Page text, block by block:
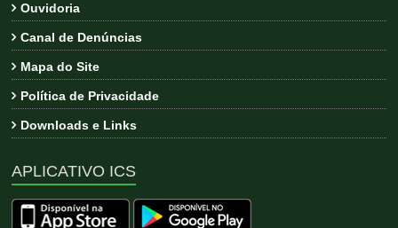
Ouvidoria
Canal de Denúncias
Mapa do Site
Política de Privacidade
Downloads e Links
APLICATIVO ICS